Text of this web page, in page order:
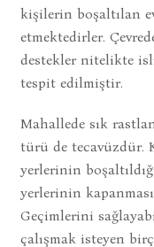
kişilerin boşaltılan
etmektedirler.
destekler nitelikte
tespit edilmiştir.
Mahallede sık
türü de tecavüzdür.
yerlerinin
yerlerinin
Geçimlerini
çalışmak isteyen